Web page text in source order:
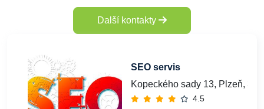
Další kontakty
SEO servis
Kopeckého sady 13, Plzeň,
4.5